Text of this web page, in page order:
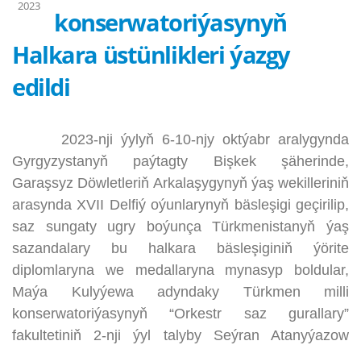
2023
konserwatoriýasynyň
Halkara üstünlikleri ýazgy
edildi
2023-nji ýylyň 6-10-njy oktýabr aralygynda
Gyrgyzystanyň paýtagty Bişkek şäherinde,
Garaşsyz Döwletleriň Arkalaşygynyň ýaş wekilleriniň
arasynda XVII Delfiý oýunlarynyň bäsleşigi geçirilip,
saz sungaty ugry boýunça Türkmenistanyň ýaş
sazandalary bu halkara bäsleşiginiň ýörite
diplomlaryna we medallaryna mynasyp boldular,
Maýa Kulyýewa adyndaky Türkmen milli
konserwatoriýasynyň “Orkestr saz gurallary”
fakultetiniň 2-nji ýyl talyby Seýran Atanyýazow